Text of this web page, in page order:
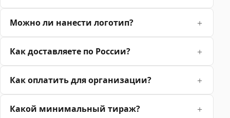
Можно ли нанести логотип?
Как доставляете по России?
Как оплатить для организации?
Какой минимальный тираж?